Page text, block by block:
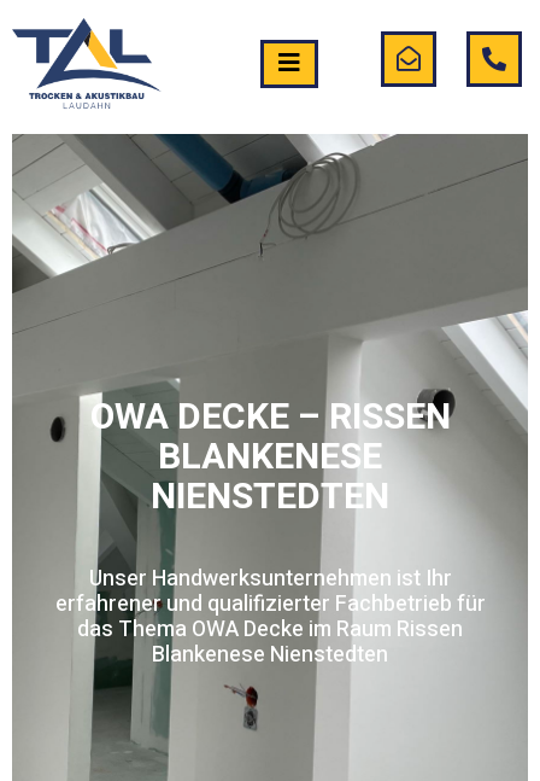
OWA DECKE – RISSEN
BLANKENESE
NIENSTEDTEN
Unser Handwerksunternehmen ist Ihr
erfahrener und qualifizierter Fachbetrieb für
das Thema OWA Decke im Raum Rissen
Blankenese Nienstedten